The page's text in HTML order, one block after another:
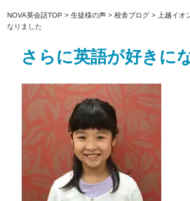
ス
キ
NOVA英会話TOP > 生徒様の声 > 校舎ブログ > 上越イオ
なりました
さらに英語が好きに